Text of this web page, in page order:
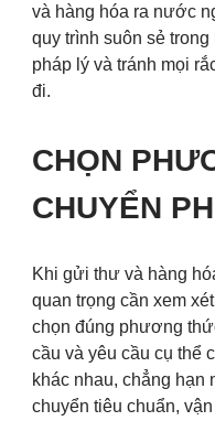
và hàng hóa ra nước
quy trình suôn sẻ
pháp lý và tránh mọi
đi.
CHỌN
CHUYỂN
Khi gửi thư và hàng
quan trọng cần xem
chọn đúng phương
cầu và yêu cầu cụ thể
khác nhau, chẳng hạn
chuyển tiêu chuẩn,